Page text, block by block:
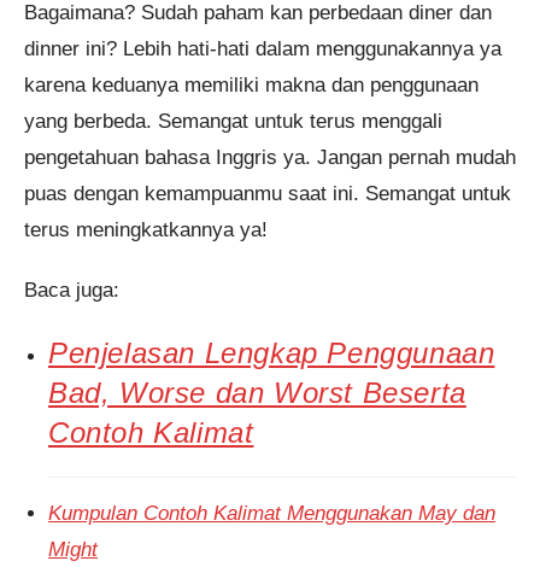
Bagaimana? Sudah paham kan perbedaan diner dan
dinner ini? Lebih hati-hati dalam menggunakannya ya
karena keduanya memiliki makna dan penggunaan
yang berbeda. Semangat untuk terus menggali
pengetahuan bahasa Inggris ya. Jangan pernah mudah
puas dengan kemampuanmu saat ini. Semangat untuk
terus meningkatkannya ya!
Baca juga:
Penjelasan Lengkap Penggunaan
Bad, Worse dan Worst Beserta
Contoh Kalimat
Kumpulan Contoh Kalimat Menggunakan May dan
Might